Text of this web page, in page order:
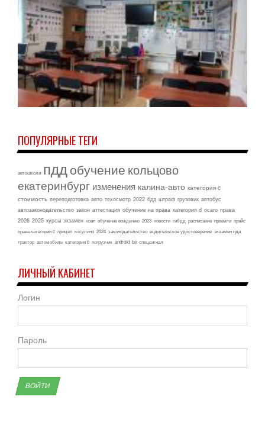
ПОПУЛЯРНЫЕ ТЕГИ
автошкола пддобучение кольцово
екатеринбург изменения калина-авто категория c
стоимость переподготовка авто техосмотр 2022 бдд штраф грузовик автобус
автозаконодательство закон аттестация обучение на права категория d осаго права
2026 2025 курсы экзамен коап обучение вождению 2023 новости гибдд расписание правила прайс
права категории c прицеп косулино 2024 законодательство водительское удостоверение экзамен пдд
трактор автомобиль категория b погрузчик android be спецсигнал
ЛИЧНЫЙ КАБИНЕТ
Логин
Пароль
ВОЙТИ